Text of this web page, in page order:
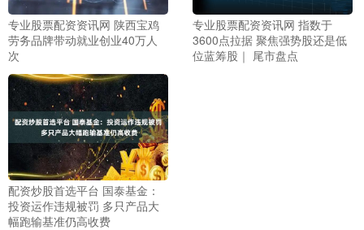
专业股票配资资讯网 陕西宝鸡
劳务品牌带动就业创业40万人
次
专业股票配资资讯网 指数于
3600点拉据 聚焦强势股还是低
位蓝筹股｜ 尾市盘点
配资炒股首选平台 国泰基金：
投资运作违规被罚 多只产品大
幅跑输基准仍高收费